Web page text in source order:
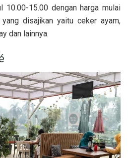
10.00-15.00 dengan harga mulai
disajikan yaitu ceker ayam,
dan lainnya.